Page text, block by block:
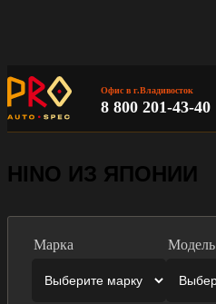
Офис в г.Владивосток
8 800 201-43-40
HINO ИЗ ЯПОНИИ
Марка Модель